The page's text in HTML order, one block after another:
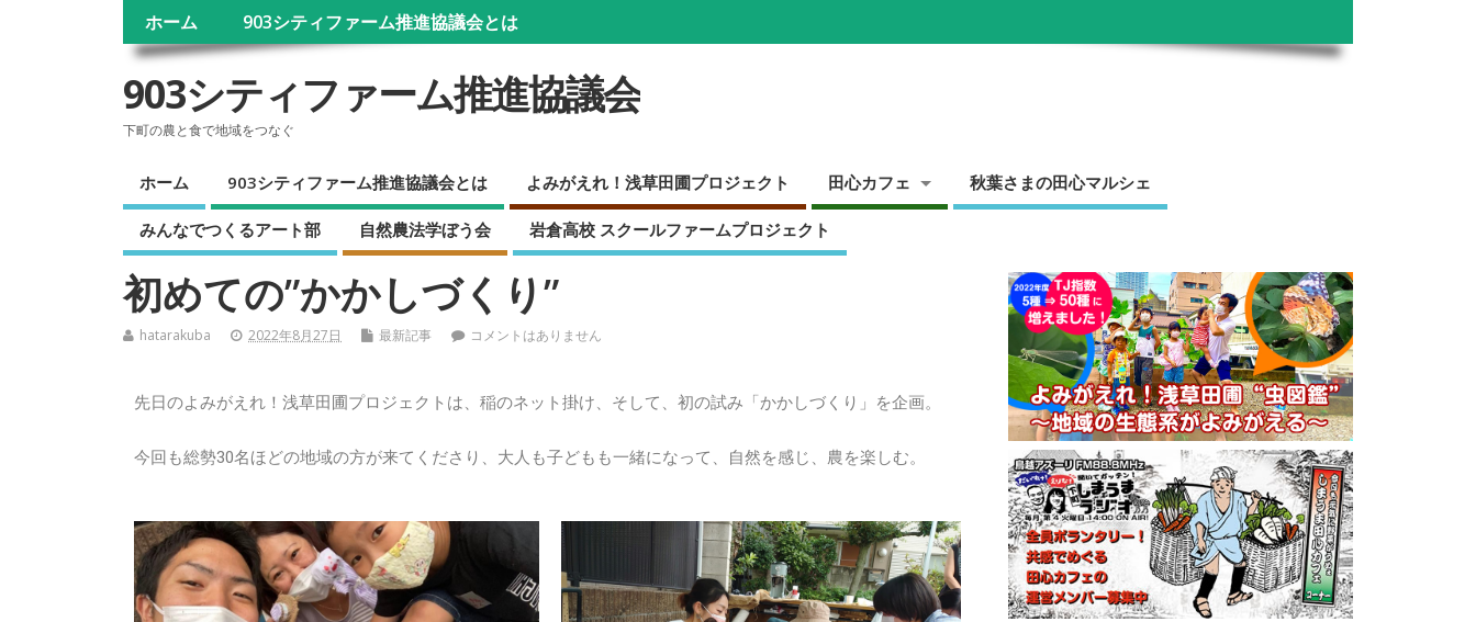
ホーム 903シティファーム推進協議会とは
903シティファーム推進協議会
下町の農と食で地域をつなぐ
ホーム 903シティファーム推進協議会とは よみがえれ！浅草田圃プロジェクト 田心カフェ 秋葉さまの田心マルシェ
みんなでつくるアート部 自然農法学ぼう会 岩倉高校 スクールファームプロジェクト
初めての”かかしづくり”
hatarakuba 2022年8月27日 最新記事 コメントはありません
先日のよみがえれ！浅草田圃プロジェクトは、稲のネット掛け、そして、初の試み「かかしづくり」を企画。
今回も総勢30名ほどの地域の方が来てくださり、大人も子どもも一緒になって、自然を感じ、農を楽しむ。